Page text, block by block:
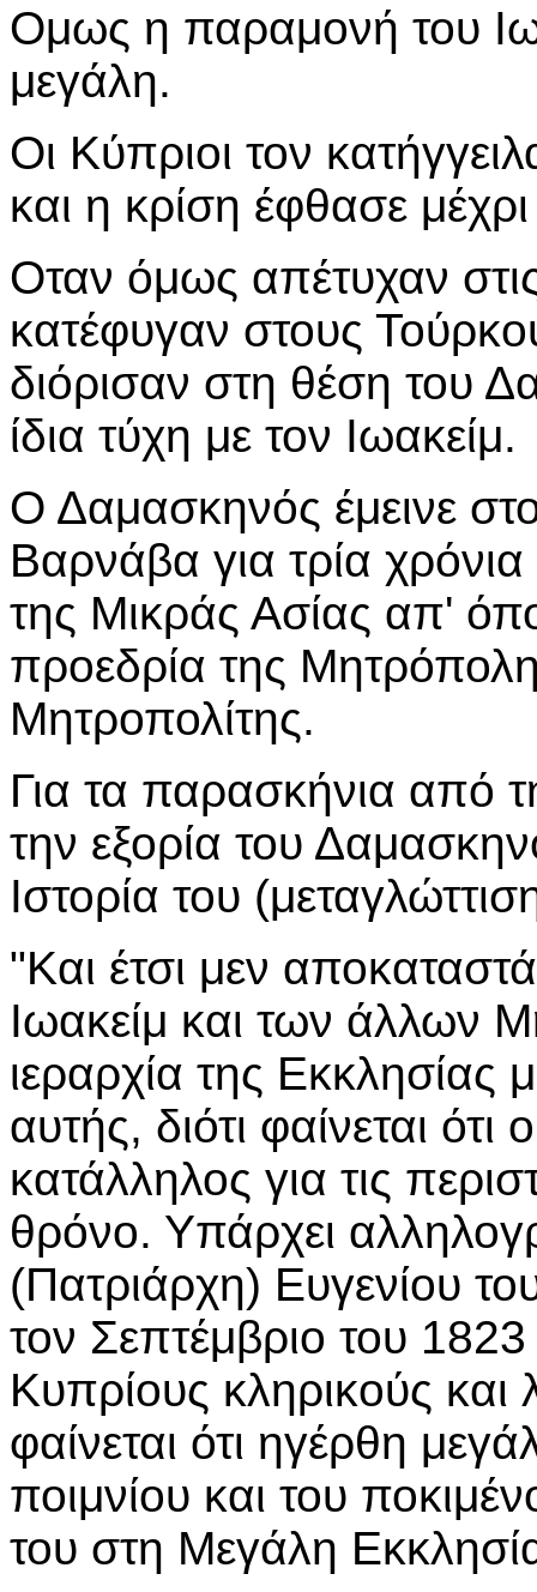
Ομως η παραμονή του
μεγάλη.
Οι Κύπριοι τον
και η κρίση έφθασε
Οταν όμως απέτυχαν
κατέφυγαν στους
διόρισαν στη θέση του
ίδια τύχη με τον Ιωακείμ.
Ο Δαμασκηνός έμεινε
Βαρνάβα για τρία
της Μικράς Ασίας απ'
προεδρία της
Μητροπολίτης.
Για τα παρασκήνια από
την εξορία του
Ιστορία του
"Και έτσι μεν
Ιωακείμ και των άλλων
ιεραρχία της Εκκλησίας
αυτής, διότι φαίνεται
κατάλληλος για τις
θρόνο. Υπάρχει
(Πατριάρχη) Ευγενίου
τον Σεπτέμβριο του
Κυπρίους κληρικούς
φαίνεται ότι ηγέρθη
ποιμνίου και του
του στη Μεγάλη